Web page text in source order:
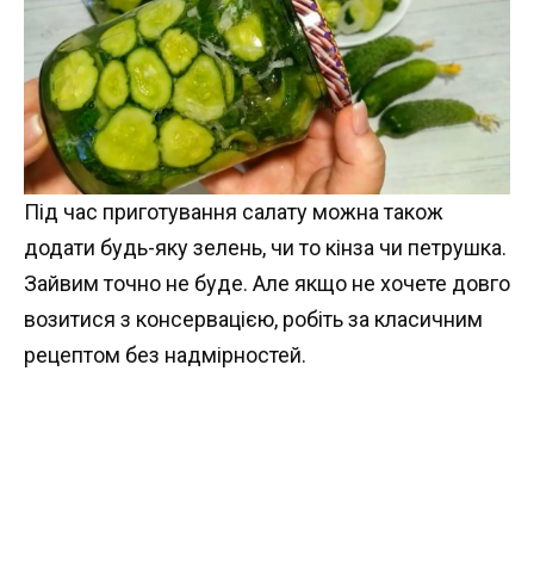
Під час приготування салату можна також
додати будь-яку зелень, чи то кінза чи петрушка.
Зайвим точно не буде. Але якщо не хочете довго
возитися з консервацією, робіть за класичним
рецептом без надмірностей.